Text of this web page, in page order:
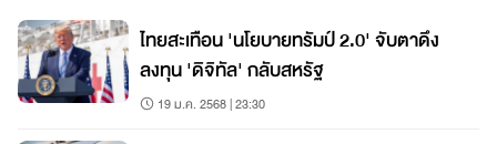
ไทยสะเทือน 'นโยบายทรัมป์ 2.0' จับตาดึง
ลงทุน 'ดิจิทัล' กลับสหรัฐ
19 ม.ค. 2568 | 23:30